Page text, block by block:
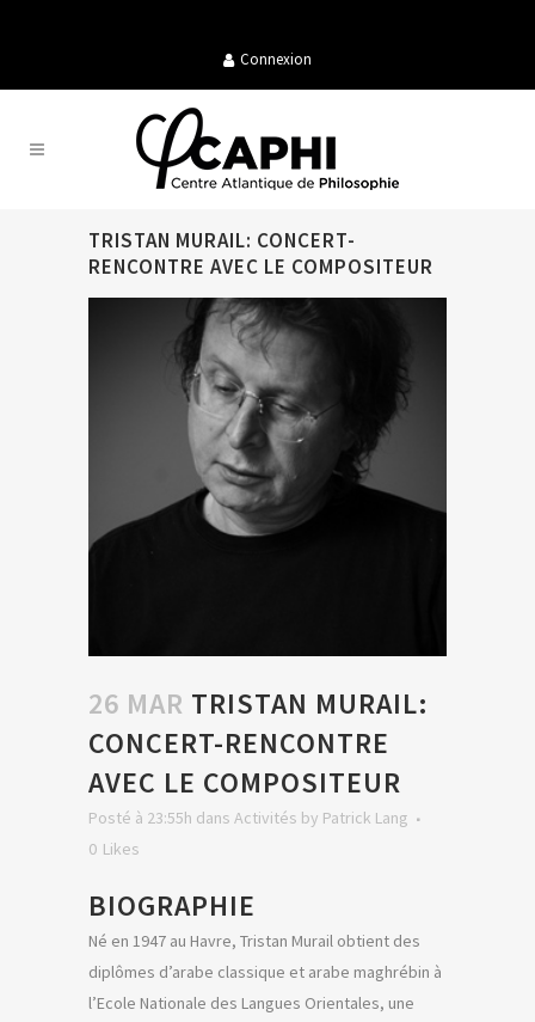
Connexion
TRISTAN MURAIL: CONCERT-
RENCONTRE AVEC LE COMPOSITEUR
26 MAR TRISTAN MURAIL:
CONCERT-RENCONTRE
AVEC LE COMPOSITEUR
Posté à 23:55h dans Activités by Patrick Lang
0 Likes
BIOGRAPHIE
Né en 1947 au Havre, Tristan Murail obtient des
diplômes d’arabe classique et arabe maghrébin à
l’Ecole Nationale des Langues Orientales, une